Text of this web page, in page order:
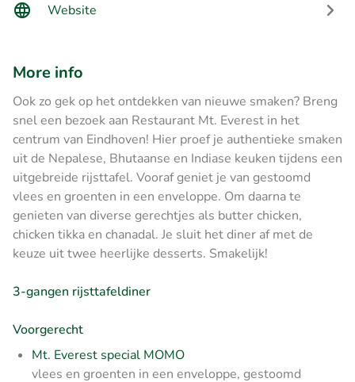
Website
More info
Ook zo gek op het ontdekken van nieuwe smaken? Breng
snel een bezoek aan Restaurant Mt. Everest in het
centrum van Eindhoven! Hier proef je authentieke smaken
uit de Nepalese, Bhutaanse en Indiase keuken tijdens een
uitgebreide rijsttafel. Vooraf geniet je van gestoomd
vlees en groenten in een enveloppe. Om daarna te
genieten van diverse gerechtjes als butter chicken,
chicken tikka en chanadal. Je sluit het diner af met de
keuze uit twee heerlijke desserts. Smakelijk!
3-gangen rijsttafeldiner
Voorgerecht
Mt. Everest special MOMO
vlees en groenten in een enveloppe, gestoomd